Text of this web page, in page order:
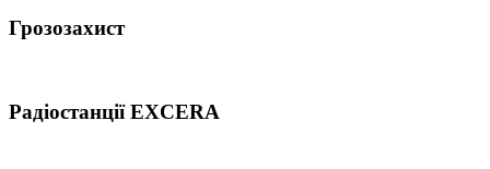
Грозозахист
Радіостанції EXCERA